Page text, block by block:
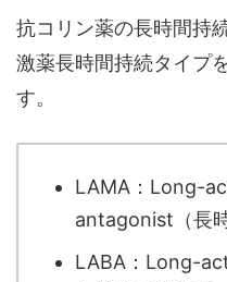
抗コリン薬の長時間持
激薬長時間持続タイプ
す。
LAMA：Long-
antagonist（長
LABA：Long-